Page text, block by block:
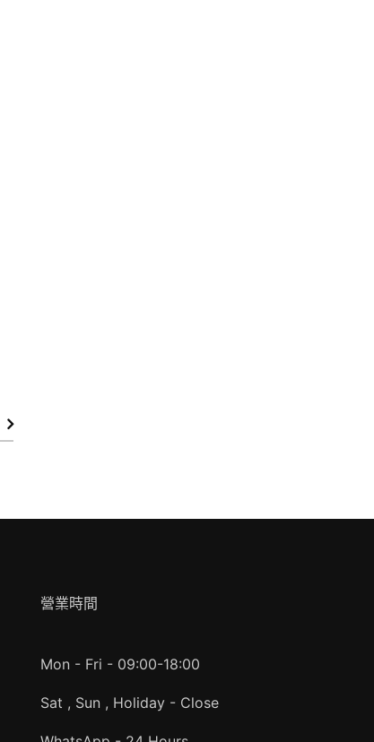
營業時間
Mon - Fri - 09:00-18:00
Sat , Sun , Holiday - Close